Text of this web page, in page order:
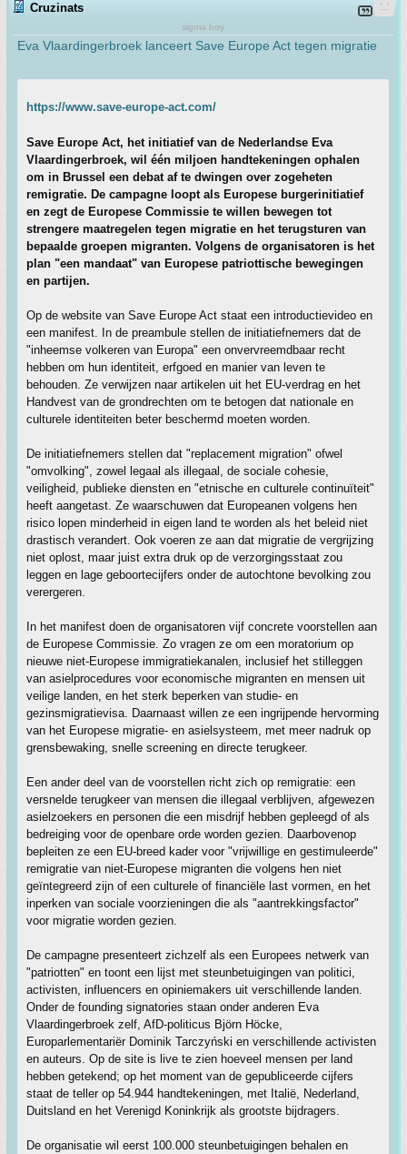
Cruzinats
sigma boy
Eva Vlaardingerbroek lanceert Save Europe Act tegen migratie
https://www.save-europe-act.com/
Save Europe Act, het initiatief van de Nederlandse Eva
Vlaardingerbroek, wil één miljoen handtekeningen ophalen
om in Brussel een debat af te dwingen over zogeheten
remigratie. De campagne loopt als Europese burgerinitiatief
en zegt de Europese Commissie te willen bewegen tot
strengere maatregelen tegen migratie en het terugsturen van
bepaalde groepen migranten. Volgens de organisatoren is het
plan "een mandaat" van Europese patriottische bewegingen
en partijen.
Op de website van Save Europe Act staat een introductievideo en
een manifest. In de preambule stellen de initiatiefnemers dat de
"inheemse volkeren van Europa" een onvervreemdbaar recht
hebben om hun identiteit, erfgoed en manier van leven te
behouden. Ze verwijzen naar artikelen uit het EU-verdrag en het
Handvest van de grondrechten om te betogen dat nationale en
culturele identiteiten beter beschermd moeten worden.
De initiatiefnemers stellen dat "replacement migration" ofwel
"omvolking", zowel legaal als illegaal, de sociale cohesie,
veiligheid, publieke diensten en "etnische en culturele continuïteit"
heeft aangetast. Ze waarschuwen dat Europeanen volgens hen
risico lopen minderheid in eigen land te worden als het beleid niet
drastisch verandert. Ook voeren ze aan dat migratie de vergrijzing
niet oplost, maar juist extra druk op de verzorgingsstaat zou
leggen en lage geboortecijfers onder de autochtone bevolking zou
verergeren.
In het manifest doen de organisatoren vijf concrete voorstellen aan
de Europese Commissie. Zo vragen ze om een moratorium op
nieuwe niet-Europese immigratiekanalen, inclusief het stilleggen
van asielprocedures voor economische migranten en mensen uit
veilige landen, en het sterk beperken van studie- en
gezinsmigratievisa. Daarnaast willen ze een ingrijpende hervorming
van het Europese migratie- en asielsysteem, met meer nadruk op
grensbewaking, snelle screening en directe terugkeer.
Een ander deel van de voorstellen richt zich op remigratie: een
versnelde terugkeer van mensen die illegaal verblijven, afgewezen
asielzoekers en personen die een misdrijf hebben gepleegd of als
bedreiging voor de openbare orde worden gezien. Daarbovenop
bepleiten ze een EU-breed kader voor "vrijwillige en gestimuleerde"
remigratie van niet-Europese migranten die volgens hen niet
geïntegreerd zijn of een culturele of financiële last vormen, en het
inperken van sociale voorzieningen die als "aantrekkingsfactor"
voor migratie worden gezien.
De campagne presenteert zichzelf als een Europees netwerk van
"patriotten" en toont een lijst met steunbetuigingen van politici,
activisten, influencers en opiniemakers uit verschillende landen.
Onder de founding signatories staan onder anderen Eva
Vlaardingerbroek zelf, AfD-politicus Björn Höcke,
Europarlementariër Dominik Tarczyński en verschillende activisten
en auteurs. Op de site is live te zien hoeveel mensen per land
hebben getekend; op het moment van de gepubliceerde cijfers
staat de teller op 54.944 handtekeningen, met Italië, Nederland,
Duitsland en het Verenigd Koninkrijk als grootste bijdragers.
De organisatie wil eerst 100.000 steunbetuigingen behalen en